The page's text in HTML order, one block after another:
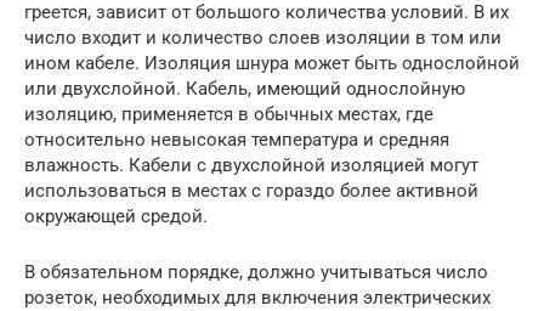
греется, зависит от большого количества условий. В их
число входит и количество слоев изоляции в том или
ином кабеле. Изоляция шнура может быть однослойной
или двухслойной. Кабель, имеющий однослойную
изоляцию, применяется в обычных местах, где
относительно невысокая температура и средняя
влажность. Кабели с двухслойной изоляцией могут
использоваться в местах с гораздо более активной
окружающей средой.
В обязательном порядке, должно учитываться число
розеток, необходимых для включения электрических